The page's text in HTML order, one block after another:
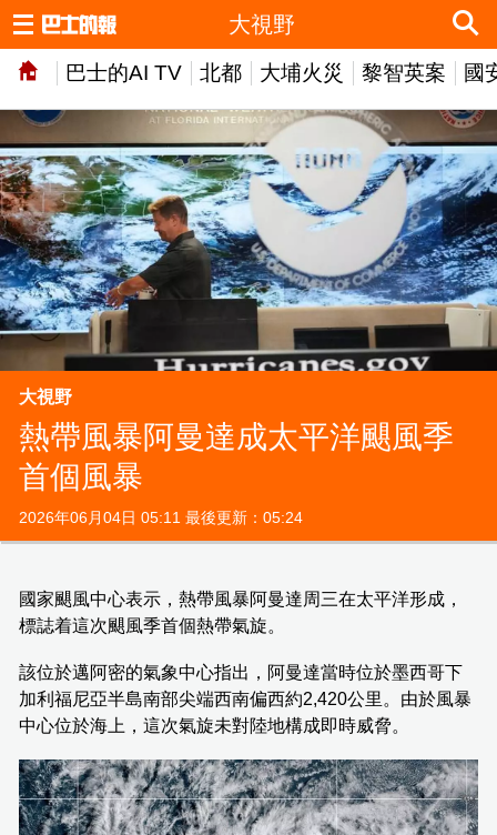
巴士的AI TV 北都 大埔火災 黎智英案 國
大視野
大視野
熱帶風暴阿曼達成太平洋颶風季
首個風暴
2026年06月04日 05:11 最後更新：05:24
國家颶風中心表示，熱帶風暴阿曼達周三在太平洋形成，
標誌着這次颶風季首個熱帶氣旋。
該位於邁阿密的氣象中心指出，阿曼達當時位於墨西哥下
加利福尼亞半島南部尖端西南偏西約2,420公里。由於風暴
中心位於海上，這次氣旋未對陸地構成即時威脅。